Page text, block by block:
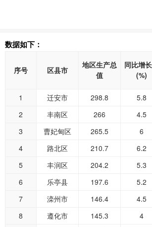
数据如下：
序号 区县市
地区生产总
值
同比增
(%)
1
迁安市 298.8 5.8
2
丰南区 266 4.5
3
曹妃甸区 265.5 6
4
路北区 210.7 6.2
5
丰润区 204.2 5.3
6
乐亭县 197.6 5.2
7
滦州市 146.4 4.5
8
遵化市 145.3 4